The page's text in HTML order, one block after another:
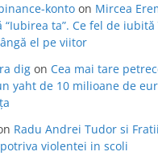
konto on Mircea
“Iubirea ta”. Ce fel de
el pe viitor
dig on Cea mai tare
yaht de 10 milioane de
Radu Andrei Tudor si
violentei in scoli